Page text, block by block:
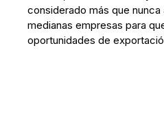
considerado más que nunca
medianas empresas para
oportunidades de